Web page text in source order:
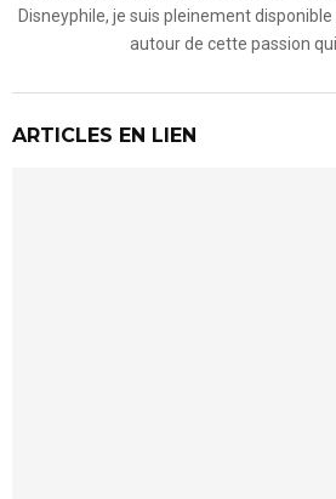
Disneyphile, je suis pleinement
autour de cette passion
ARTICLES EN LIEN